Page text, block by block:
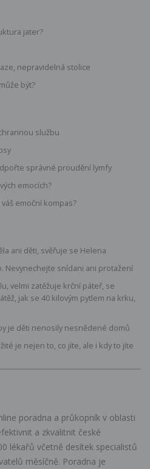
jater?
nepravidelná stolice
být?
službu
správné proudění lymfy
emocích?
emoční kompas?
ani děti, svěřuje se Helena
Nevynechejte snídani ani protažení
velmi zatěžuje krční páteř, se
jak se 40 kilovým pytlem na krku,
je děti nenosily nesnědené domů
je nejen to, co jíte, ale i kdy to jíte
poradna a průkopník v oblasti
a zkvalitnit české
lékařů včetně desítek specialistů
měsíčně. Poradna je